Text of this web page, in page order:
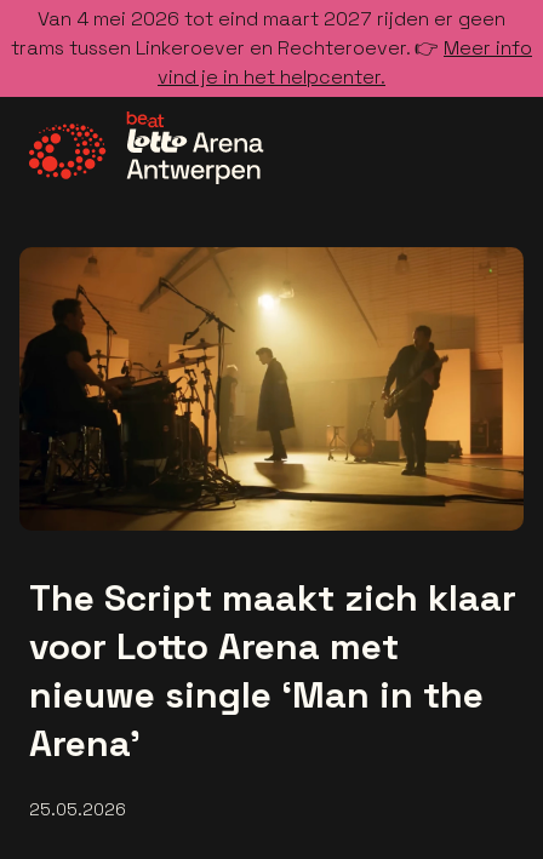
Van 4 mei 2026 tot eind maart 2027 rijden er geen
trams tussen Linkeroever en Rechteroever. 👉 Meer info
vind je in het helpcenter.
The Script maakt zich klaar
voor Lotto Arena met
nieuwe single ‘Man in the
Arena’
25.05.2026